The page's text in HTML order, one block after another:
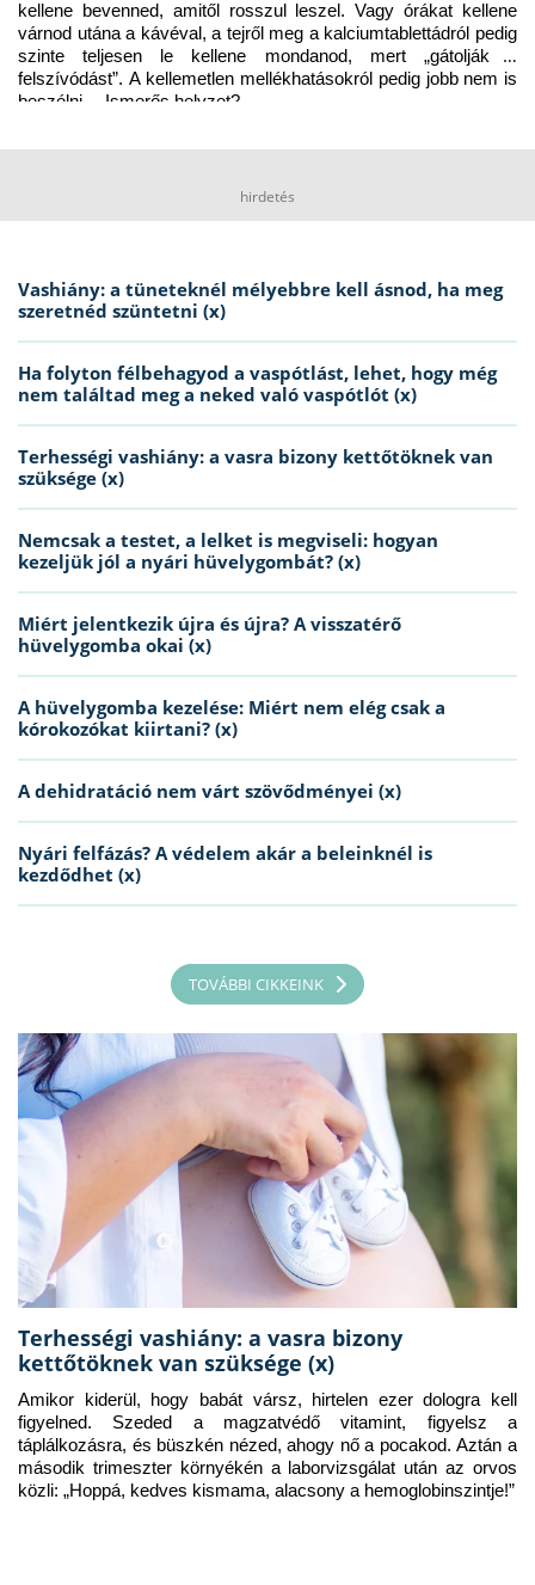
kellene bevenned, amitől rosszul leszel. Vagy órákat kellene
várnod utána a kávéval, a tejről meg a kalciumtablettádról pedig
szinte teljesen le kellene mondanod, mert „gátolják a
felszívódást”. A kellemetlen mellékhatásokról pedig jobb nem is
beszélni… Ismerős helyzet?
hirdetés
Vashiány: a tüneteknél mélyebbre kell ásnod, ha meg
szeretnéd szüntetni (x)
Ha folyton félbehagyod a vaspótlást, lehet, hogy még
nem találtad meg a neked való vaspótlót (x)
Terhességi vashiány: a vasra bizony kettőtöknek van
szüksége (x)
Nemcsak a testet, a lelket is megviseli: hogyan
kezeljük jól a nyári hüvelygombát? (x)
Miért jelentkezik újra és újra? A visszatérő
hüvelygomba okai (x)
A hüvelygomba kezelése: Miért nem elég csak a
kórokozókat kiirtani? (x)
A dehidratáció nem várt szövődményei (x)
Nyári felfázás? A védelem akár a beleinknél is
kezdődhet (x)
TOVÁBBI CIKKEINK
Terhességi vashiány: a vasra bizony
kettőtöknek van szüksége (x)
Amikor kiderül, hogy babát vársz, hirtelen ezer dologra kell
figyelned. Szeded a magzatvédő vitamint, figyelsz a
táplálkozásra, és büszkén nézed, ahogy nő a pocakod. Aztán a
második trimeszter környékén a laborvizsgálat után az orvos
közli: „Hoppá, kedves kismama, alacsony a hemoglobinszintje!”